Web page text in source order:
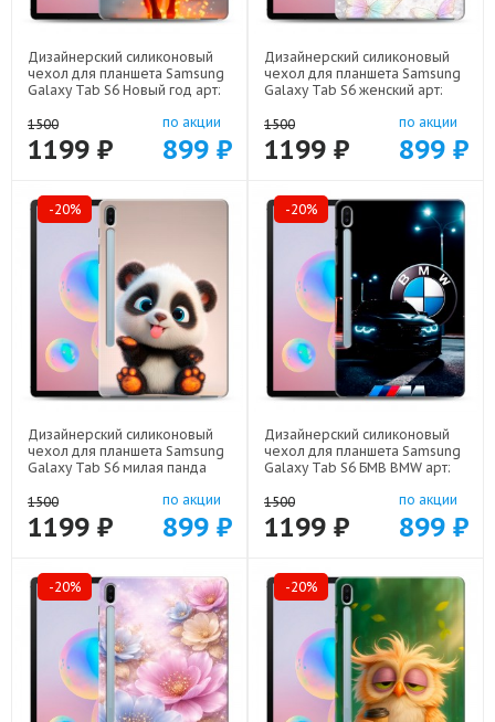
Дизайнерский силиконовый
чехол для планшета Samsung
Galaxy Tab S6 Новый год арт:
1500
1199 ₽
по акции
899 ₽
Дизайнерский силиконовый
чехол для планшета Samsung
Galaxy Tab S6 женский арт:
1500
1199 ₽
по акции
899 ₽
-20%
Дизайнерский силиконовый
чехол для планшета Samsung
Galaxy Tab S6 милая панда
1500
1199 ₽
по акции
899 ₽
-20%
Дизайнерский силиконовый
чехол для планшета Samsung
Galaxy Tab S6 БМВ BMW арт:
1500
1199 ₽
по акции
899 ₽
-20% -20%